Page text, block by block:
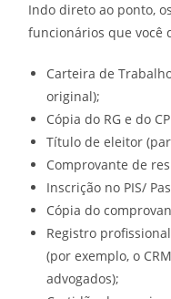
Indo direto ao ponto,
funcionários que você
Carteira de
original);
Cópia do RG e do
Título de eleitor
Comprovante de
Inscrição no PIS/
Cópia do
Registro
(por exemplo, o
advogados);